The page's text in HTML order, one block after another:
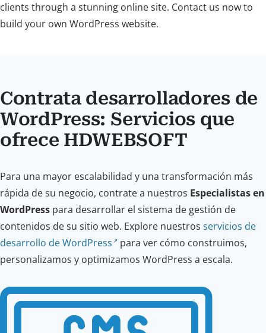
clients through a stunning online site. Contact us now to
build your own WordPress website.
Contrata desarrolladores de
WordPress: Servicios que
ofrece HDWEBSOFT
Para una mayor escalabilidad y una transformación más
rápida de su negocio, contrate a nuestros Especialistas en
WordPress para desarrollar el sistema de gestión de
contenidos de su sitio web. Explore nuestros servicios de
desarrollo de WordPress
para ver cómo construimos,
personalizamos y optimizamos WordPress a escala.